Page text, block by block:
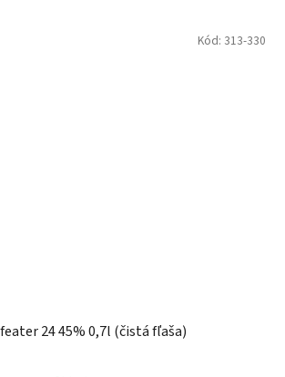
24 45% 0,7l (čistá fľaša)
Kód: 313-330